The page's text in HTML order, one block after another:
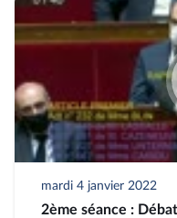
mardi 4 janvier 2022
2ème séance :